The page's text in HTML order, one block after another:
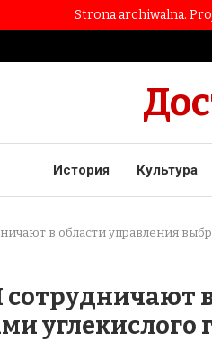
Strona archiwalna.
История Культура
в области управления
сотрудничают
углекислого